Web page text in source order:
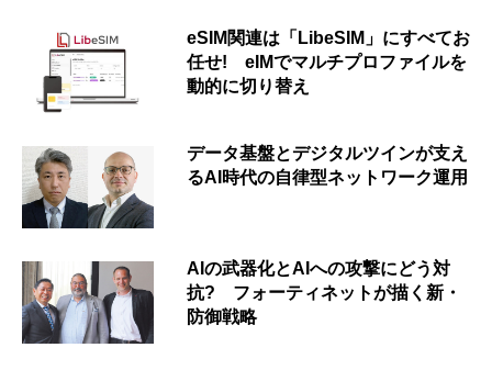
eSIM関連は「LibeSIM」にすべてお
任せ! eIMでマルチプロファイルを
動的に切り替え
データ基盤とデジタルツインが支え
るAI時代の自律型ネットワーク運用
AIの武器化とAIへの攻撃にどう対
抗? フォーティネットが描く新・
防御戦略